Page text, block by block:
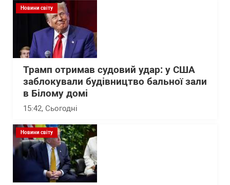
Новини світу
Трамп отримав судовий удар: у США
заблокували будівництво бальної зали
в Білому домі
15:42, Сьогодні
Новини світу